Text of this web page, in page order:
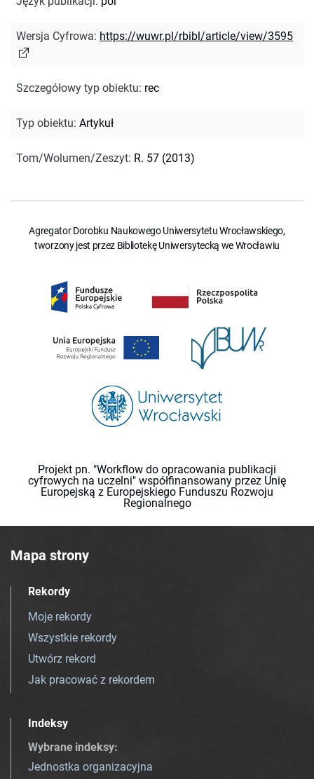
Wersja Cyfrowa: https://wuwr.pl/rbibl/article/view/3595
Szczegółowy typ obiektu: rec
Typ obiektu: Artykuł
Tom/Wolumen/Zeszyt: R. 57 (2013)
Agregator Dorobku Naukowego Uniwersytetu Wrocławskiego,
tworzony jest przez Bibliotekę Uniwersytecką we Wrocławiu
Projekt pn. "Workflow do opracowania publikacji
cyfrowych na uczelni" współfinansowany przez Unię
Europejską z Europejskiego Funduszu Rozwoju
Regionalnego
Mapa strony
Rekordy
Moje rekordy
Wszystkie rekordy
Utwórz rekord
Jak pracować z rekordem
Indeksy
Wybrane indeksy:
Jednostka organizacyjna